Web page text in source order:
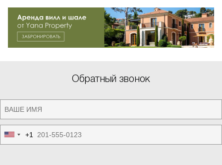
Обратный звонок
United
States
+1